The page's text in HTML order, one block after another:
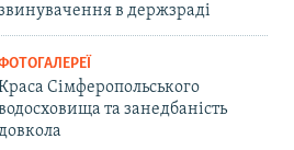
в держзраді
Сімферопольського
та занедбаність